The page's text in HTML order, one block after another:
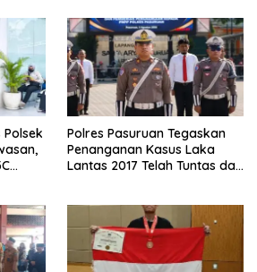
Polres Pasuruan Tegaskan
Penanganan Kasus Laka
Lantas 2017 Telah Tuntas dan